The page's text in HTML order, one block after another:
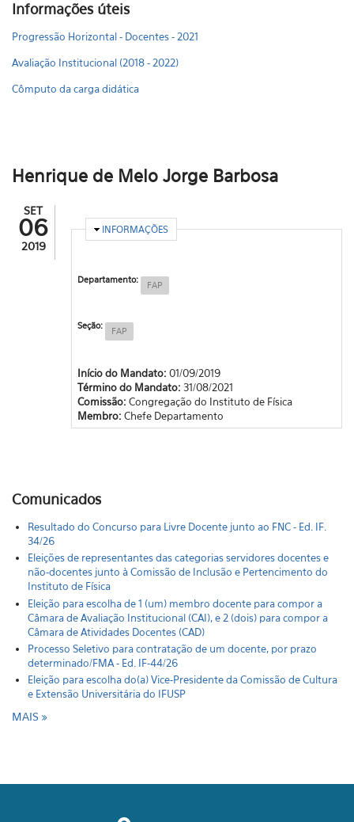
Informações úteis
Progressão Horizontal - Docentes - 2021
Avaliação Institucional (2018 - 2022)
Cômputo da carga didática
Henrique de Melo Jorge Barbosa
SET
06
2019
OCULTAR
INFORMAÇÕES
Departamento: FAP
Seção: FAP
Início do Mandato: 01/09/2019
Término do Mandato: 31/08/2021
Comissão: Congregação do Instituto de Física
Membro: Chefe Departamento
Comunicados
Resultado do Concurso para Livre Docente junto ao FNC - Ed. IF.
34/26
Eleições de representantes das categorias servidores docentes e
não-docentes junto à Comissão de Inclusão e Pertencimento do
Instituto de Física
Eleição para escolha de 1 (um) membro docente para compor a
Câmara de Avaliação Institucional (CAI), e 2 (dois) para compor a
Câmara de Atividades Docentes (CAD)
Processo Seletivo para contratação de um docente, por prazo
determinado/FMA - Ed. IF-44/26
Eleição para escolha do(a) Vice-Presidente da Comissão de Cultura
e Extensão Universitária do IFUSP
MAIS